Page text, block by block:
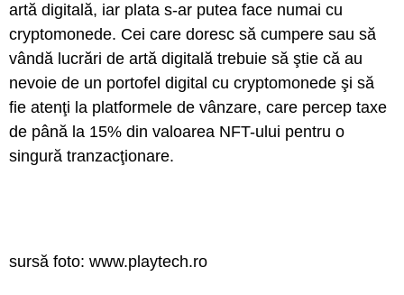
artă digitală, iar plata s-ar putea face numai cu
cryptomonede. Cei care doresc să cumpere sau să
vândă lucrări de artă digitală trebuie să ştie că au
nevoie de un portofel digital cu cryptomonede şi să
fie atenţi la platformele de vânzare, care percep taxe
de până la 15% din valoarea NFT-ului pentru o
singură tranzacţionare.
sursă foto: www.playtech.ro